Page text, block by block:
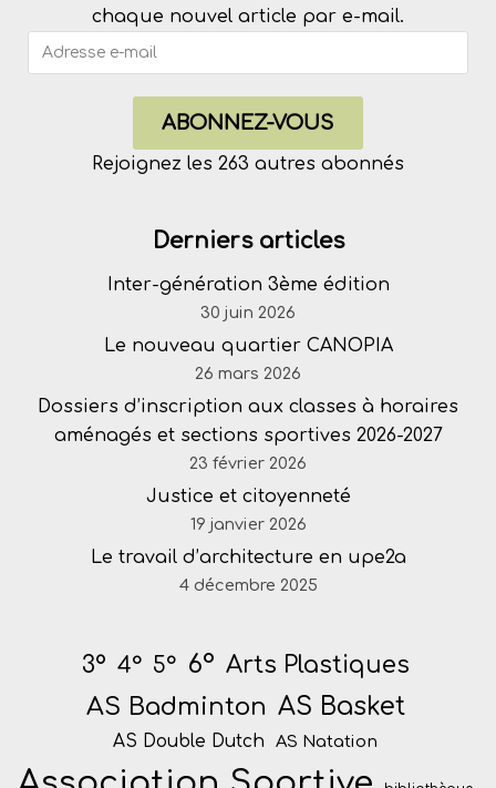
chaque nouvel article par e-mail.
ABONNEZ-VOUS
Rejoignez les 263 autres abonnés
Derniers articles
Inter-génération 3ème édition
30 juin 2026
Le nouveau quartier CANOPIA
26 mars 2026
Dossiers d’inscription aux classes à horaires
aménagés et sections sportives 2026-2027
23 février 2026
Justice et citoyenneté
19 janvier 2026
Le travail d’architecture en upe2a
4 décembre 2025
3° 4° 5° 6° Arts Plastiques
AS Badminton AS Basket
AS Double Dutch AS Natation